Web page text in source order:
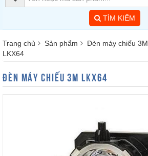
TÌM KIẾM
Trang chủ Sản phẩm Đèn máy chiếu 3M
LKX64
ĐÈN MÁY CHIẾU 3M LKX64